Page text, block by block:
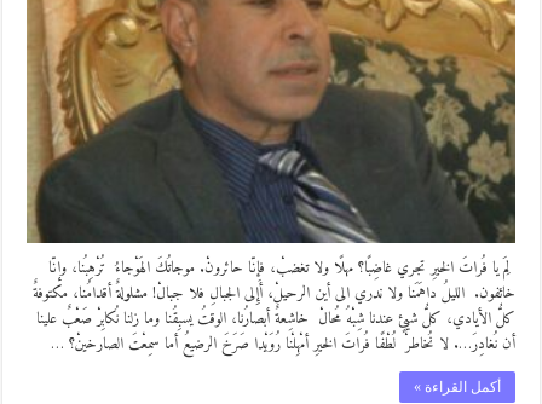
لِمَ يا فُراتَ الخيرِ تجري غاضِبًا؟ مهلًا ولا تغضبْ، فإنّا حائرونْ. موجاتُكَ الهَوْجاءُ تُرْهِبُنا، وإنّا
خائفون. الليلُ داهَمَنا ولا ندري الى أين الرحيلْ، أَإِلى الجبالِ فلا جبالْ! مشلولةٌ أقدامُنا، مكتوفةٌ
كلُّ الأيادي، كلُّ شيئٍ عندنا شِبْهُ مُحالْ خاشِعةٌ أبصارُنا، الوقتُ يسبِقُنا وما زلنا نُكابِرْ صَعْبٌ علينا
أن نُغادِرَ…. لا نُخاطرْ لُطْفًا فُراتَ الخيرِ أمْهِلْنا رُوَيْدا صَرَخَ الرضيعُ أما سمِعْتَ الصارخينْ؟ …
أكمل القراءة »